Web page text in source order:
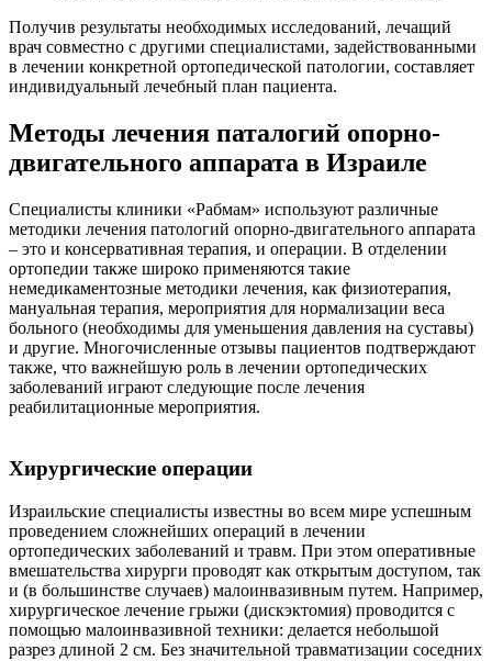
Получив результаты необходимых исследований, лечащий
врач совместно с другими специалистами, задействованными
в лечении конкретной ортопедической патологии, составляет
индивидуальный лечебный план пациента.
Методы лечения паталогий опорно-
двигательного аппарата в Израиле
Специалисты клиники «Рабмам» используют различные
методики лечения патологий опорно-двигательного аппарата
– это и консервативная терапия, и операции. В отделении
ортопедии также широко применяются такие
немедикаментозные методики лечения, как физиотерапия,
мануальная терапия, мероприятия для нормализации веса
больного (необходимы для уменьшения давления на суставы)
и другие. Многочисленные отзывы пациентов подтверждают
также, что важнейшую роль в лечении ортопедических
заболеваний играют следующие после лечения
реабилитационные мероприятия.
Хирургические операции
Израильские специалисты известны во всем мире успешным
проведением сложнейших операций в лечении
ортопедических заболеваний и травм. При этом оперативные
вмешательства хирурги проводят как открытым доступом, так
и (в большинстве случаев) малоинвазивным путем. Например,
хирургическое лечение грыжи (дискэктомия) проводится с
помощью малоинвазивной техники: делается небольшой
разрез длиной 2 см. Без значительной травматизации соседних